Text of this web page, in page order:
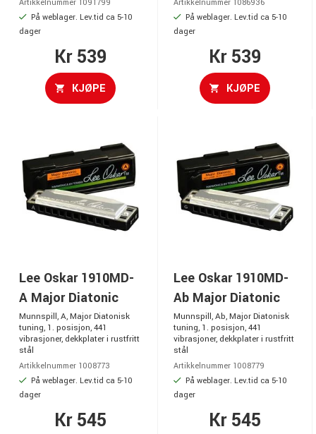
Artikkelnummer 1091799
På weblager. Lev.tid ca 5-10
dager
Kr 539
KJØPE
Artikkelnummer 1086936
På weblager. Lev.tid ca 5-10
dager
Kr 539
KJØPE
Lee Oskar 1910MD-
A Major Diatonic
Munnspill, A, Major Diatonisk
tuning, 1. posisjon, 441
vibrasjoner, dekkplater i rustfritt
stål
Artikkelnummer 1008773
På weblager. Lev.tid ca 5-10
dager
Kr 545
Lee Oskar 1910MD-
Ab Major Diatonic
Munnspill, Ab, Major Diatonisk
tuning, 1. posisjon, 441
vibrasjoner, dekkplater i rustfritt
stål
Artikkelnummer 1008779
På weblager. Lev.tid ca 5-10
dager
Kr 545